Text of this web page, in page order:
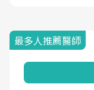
最多人推薦醫師